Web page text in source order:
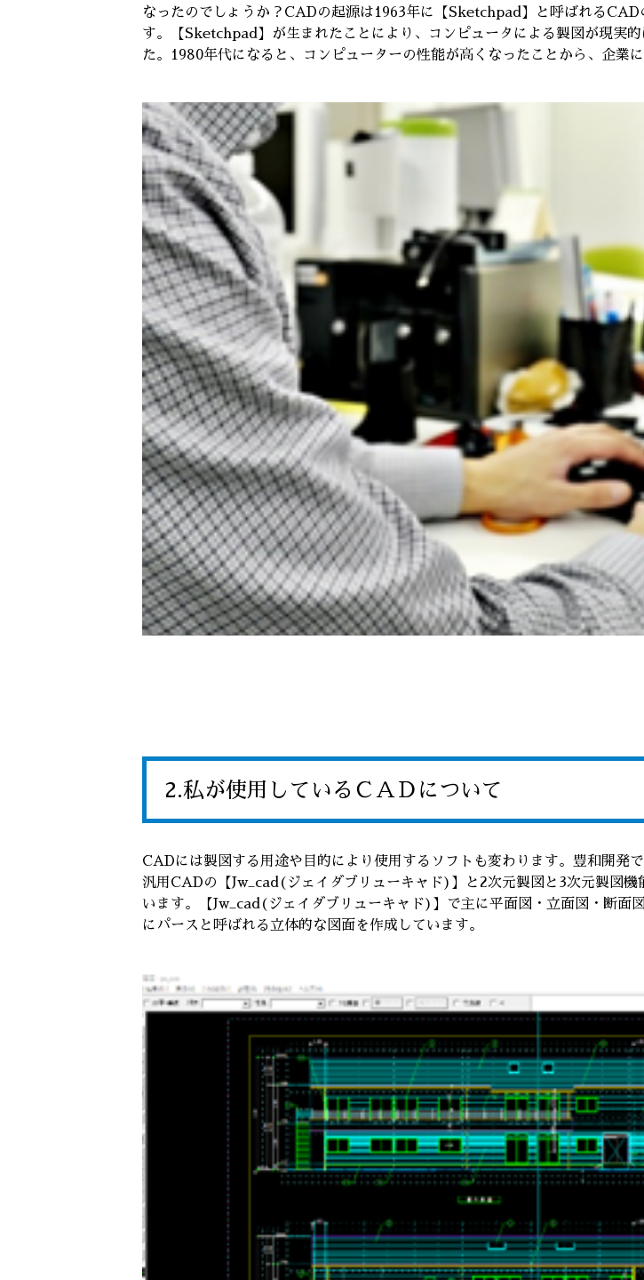
なったのでしょうか？CADの起源は1963年に【Sketchpad】と呼ばれる
す。【Sketchpad】が生まれたことにより、コンピュータによる製図が現実
た。1980年代になると、コンピューターの性能が高くなったことから、企業
2.私が使用しているＣＡＤについて
CADには製図する用途や目的により使用するソフトも変わります。豊和開発
汎用CADの【Jw_cad(ジェイダブリューキャド)】と2次元製図と3次元製図
います。【Jw_cad(ジェイダブリューキャド)】で主に平面図・立面図・断
にパースと呼ばれる立体的な図面を作成しています。